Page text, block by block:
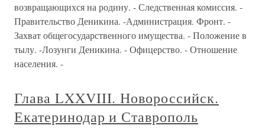
возвращающихся на родину. - Следственная комиссия. -
Правительство Деникина. -Администрация. Фронт. -
Захват общегосударственного имущества. - Положение в
тылу. -Лозунги Деникина. - Офицерство. - Отношение
населения. -
Глава LXXVIII. Новороссийск.
Екатеринодар и Ставрополь